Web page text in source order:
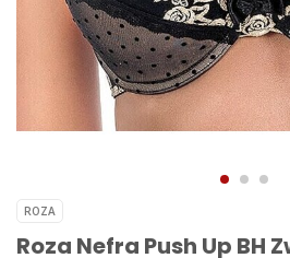
ROZA
Roza Nefra Push Up BH